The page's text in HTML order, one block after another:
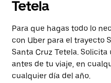
una
Presiona
la
tecla Esc
para
cerrar
el
calendario.
Tetela
Para que hagas todo lo
con Uber para el trayecto
Santa Cruz Tetela.
antes de tu viaje, en
cualquier día del año.